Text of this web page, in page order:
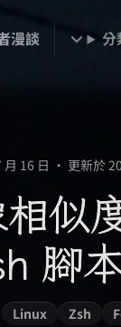
漫談 分
16 日 • 更新於
似
腳
Linux Zsh